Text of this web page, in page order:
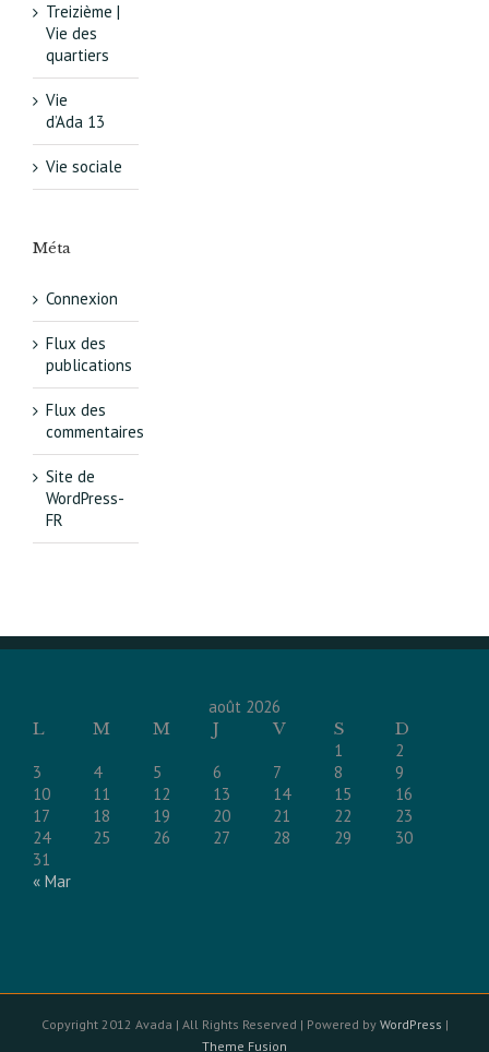
Treizième |
Vie des
quartiers
Vie
d’Ada 13
Vie sociale
Méta
Connexion
Flux des
publications
Flux des
commentaires
Site de
WordPress-
FR
août 2026
L
M M J V S
D
1
2
3
4 5 6 7 8
9
10
11 12 13 14 15
16
17
18 19 20 21 22
23
24
25 26 27 28 29
30
31
« Mar
Copyright 2012 Avada | All Rights Reserved | Powered by WordPress |
Theme Fusion